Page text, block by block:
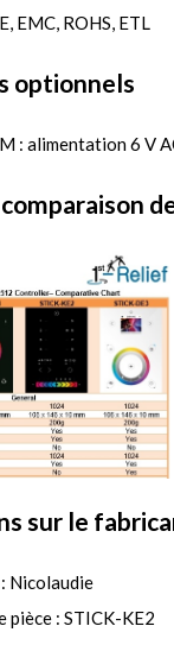
EMC, ROHS, ETL
optionnels
: alimentation 6 V
sur le
Nicolaudie
pièce : STICK-KE2